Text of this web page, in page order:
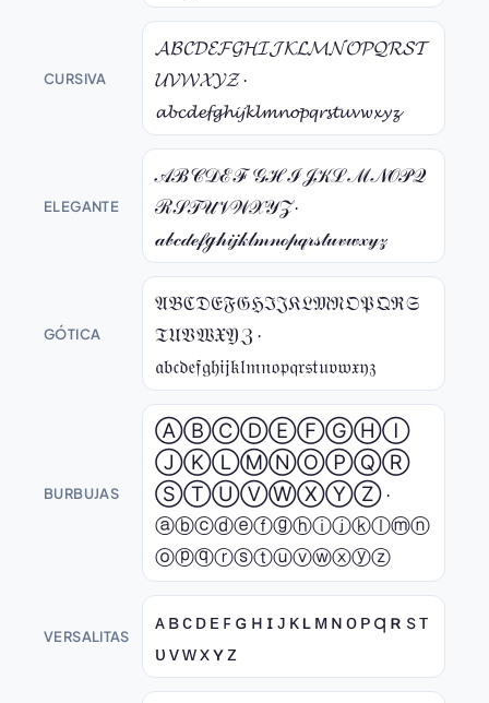
CURSIVA
𝓐𝓑𝓒𝓓𝓔𝓕𝓖𝓗𝓘𝓙𝓚𝓛𝓜𝓝𝓞𝓟𝓠𝓡𝓢𝓣
𝓤𝓥𝓦𝓧𝓨𝓩 ·
𝓪𝓫𝓬𝓭𝓮𝓯𝓰𝓱𝓲𝓳𝓴𝓵𝓶𝓷𝓸𝓹𝓺𝓻𝓼𝓽𝓾𝓿𝔀𝔁𝔂𝔃
ELEGANTE
𝒜ℬ𝒞𝒟ℰℱ𝒢ℋℐ𝒥𝒦ℒℳ𝒩𝒪𝒫𝒬
ℛ𝒮𝒯𝒰𝒱𝒲𝒳𝒴𝒵 ·
𝒶𝒷𝒸𝒹ℯ𝒻ℊ𝒽𝒾𝒿𝓀𝓁𝓂𝓃ℴ𝓅𝓆𝓇𝓈𝓉𝓊𝓋𝓌𝓍𝓎𝓏
GÓTICA
𝔄𝔅ℭ𝔇𝔈𝔉𝔊ℌℑ𝔍𝔎𝔏𝔐𝔑𝔒𝔓𝔔ℜ𝔖
𝔗𝔘𝔙𝔚𝔛𝔜ℨ ·
𝔞𝔟𝔠𝔡𝔢𝔣𝔤𝔥𝔦𝔧𝔨𝔩𝔪𝔫𝔬𝔭𝔮𝔯𝔰𝔱𝔲𝔳𝔴𝔵𝔶𝔷
BURBUJAS
ⒶⒷⒸⒹⒺⒻⒼⒽⒾ
ⒿⓀⓁⓂⓃⓄⓅⓆⓇ
ⓈⓉⓊⓋⓌⓍⓎⓏ ·
ⓐⓑⓒⓓⓔⓕⓖⓗⓘⓙⓚⓛⓜⓝ
ⓞⓟⓠⓡⓢⓣⓤⓥⓦⓧⓨⓩ
VERSALITAS
ᴀ ʙ ᴄ ᴅ ᴇ ꜰ ɢ ʜ ɪ ᴊ ᴋ ʟ ᴍ ɴ ᴏ ᴘ q ʀ s ᴛ
ᴜ ᴠ ᴡ x ʏ ᴢ